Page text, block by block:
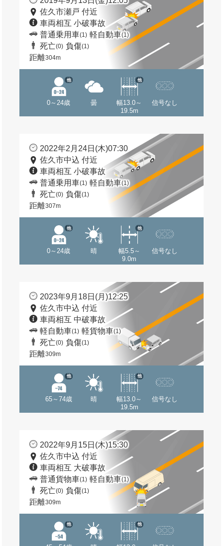
佐久市瀬戸 付近
車両相互 小破事故
普通乗用車(1) 軽自動車(1)
死亡(0) 負傷(1)
距離304m
0～24歳
他
曇
幅13.0～
19.5m
他
信号なし
2022年2月24日(木)07:30
佐久市中込 付近
車両相互 小破事故
普通乗用車(1) 軽自動車(1)
死亡(0) 負傷(1)
距離307m
0～24歳
他
晴
幅5.5～
9.0m
他
信号なし
2023年9月18日(月)12:25
佐久市中込 付近
車両相互 中破事故
軽自動車(1) 軽貨物車(1)
死亡(0) 負傷(1)
距離309m
65～74歳
他
晴
幅13.0～
19.5m
他
信号なし
2022年9月15日(木)15:30
佐久市中込 付近
車両相互 大破事故
普通貨物車(1) 軽自動車(1)
死亡(0) 負傷(1)
距離309m
他 他